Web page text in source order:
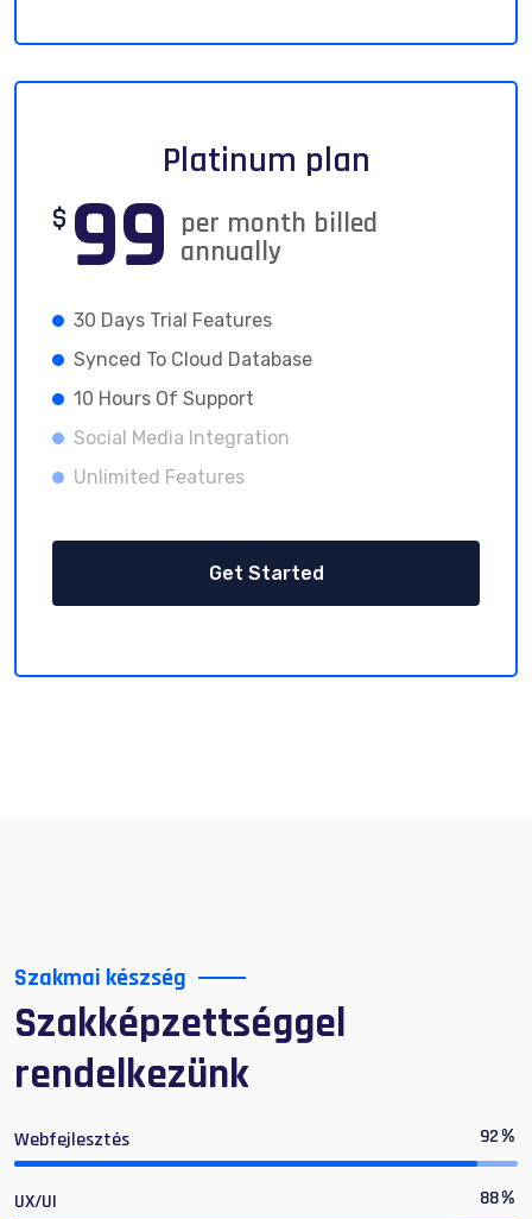
Platinum plan
$ 99 per month billed
annually
30 Days Trial Features
Synced To Cloud Database
10 Hours Of Support
Social Media Integration
Unlimited Features
Get Started
Szakmai készség
Szakképzettséggel
rendelkezünk
Webfejlesztés 92%
UX/UI 88%